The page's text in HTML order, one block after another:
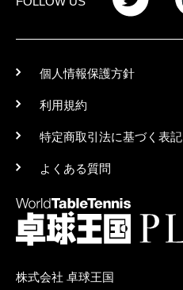
個人情報保護方針
利用規約
特定商取引法に基づく表記
よくある質問
株式会社 卓球王国